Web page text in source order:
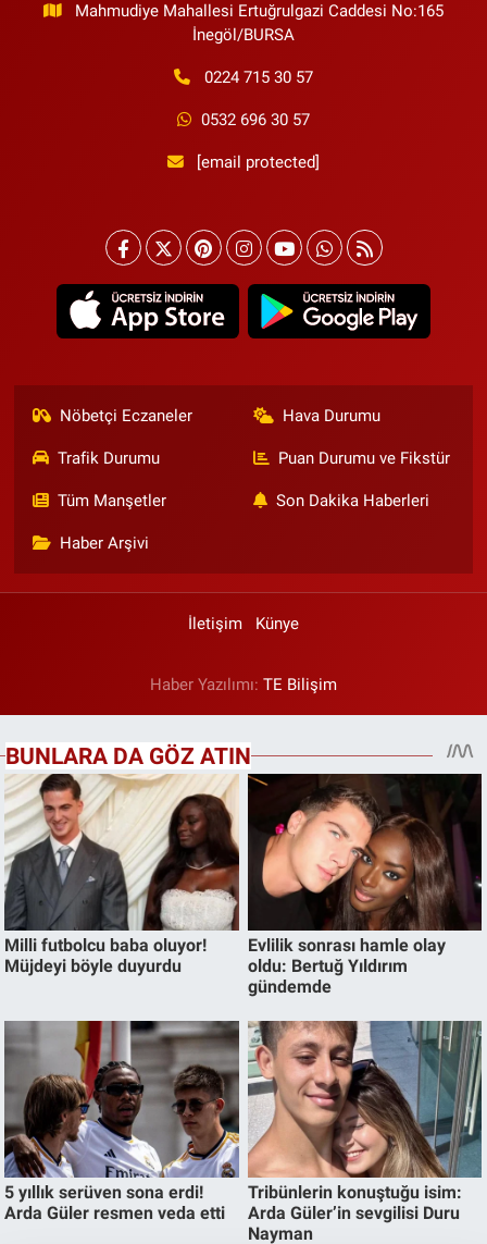
Mahmudiye Mahallesi Ertuğrulgazi Caddesi No:165
İnegöl/BURSA
0224 715 30 57
0532 696 30 57
[email protected]
Nöbetçi Eczaneler Hava Durumu
Trafik Durumu Puan Durumu ve Fikstür
Tüm Manşetler Son Dakika Haberleri
Haber Arşivi
İletişim Künye
Haber Yazılımı: TE Bilişim